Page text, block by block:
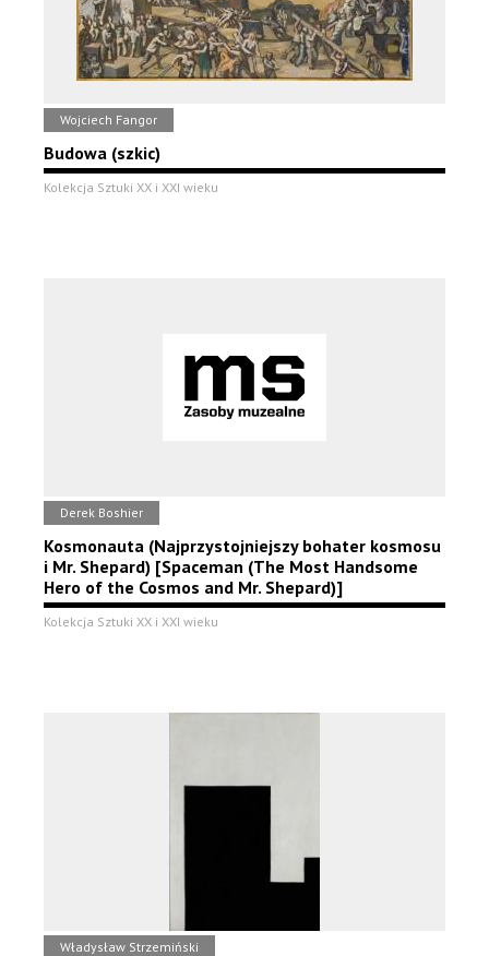
Wojciech Fangor
Budowa (szkic)
Kolekcja Sztuki XX i XXI wieku
Derek Boshier
Kosmonauta (Najprzystojniejszy bohater kosmosu
i Mr. Shepard) [Spaceman (The Most Handsome
Hero of the Cosmos and Mr. Shepard)]
Kolekcja Sztuki XX i XXI wieku
Władysław Strzemiński